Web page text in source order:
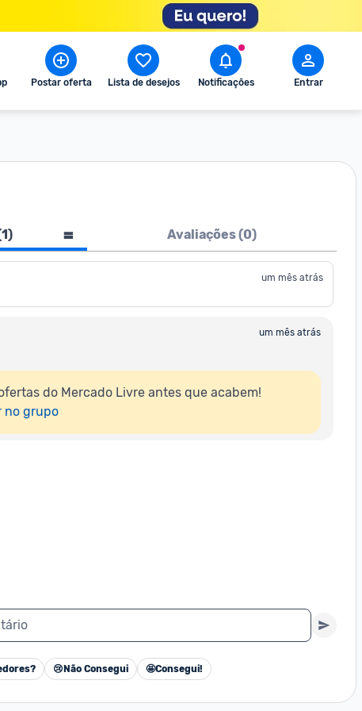
Postar oferta Lista de desejos Notificações Entrar
1) Avaliações (0)
um mês atrás
um mês atrás
do Mercado Livre antes que acabem!
no grupo
😢 Não Consegui 🤩Consegui!